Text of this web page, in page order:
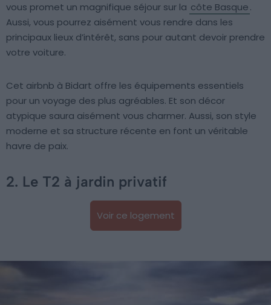
vous promet un magnifique séjour sur la côte Basque.
Aussi, vous pourrez aisément vous rendre dans les
principaux lieux d’intérêt, sans pour autant devoir prendre
votre voiture.
Cet airbnb à Bidart offre les équipements essentiels
pour un voyage des plus agréables. Et son décor
atypique saura aisément vous charmer. Aussi, son style
moderne et sa structure récente en font un véritable
havre de paix.
2. Le T2 à jardin privatif
Voir ce logement